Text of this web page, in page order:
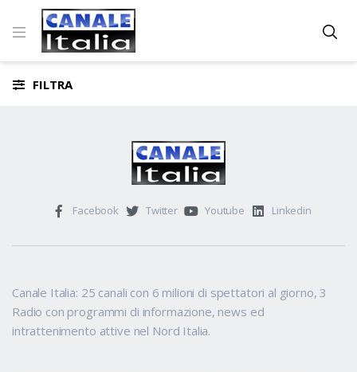
FILTRA
Facebook Twitter Youtube Linkedin
Canale Italia: 25 canali con 6 milioni di spettatori al giorno, 3
Radio con programmi di informazione, news ed
intrattenimento attive nel Nord Italia.